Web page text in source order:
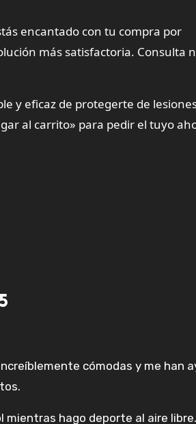
encantado con tu compra por
más satisfactoria. Consulta
y eficaz de protegerte de
al carrito» para pedir el tuyo
cómodas y me han
hago deporte al aire libre.